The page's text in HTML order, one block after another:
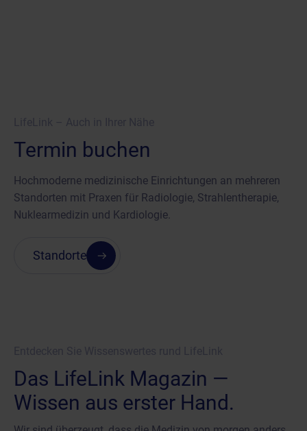
Termin buchen
Hochmoderne medizinische Einrichtungen an mehreren
Standorten mit Praxen für Radiologie, Strahlentherapie,
Nuklearmedizin und Kardiologie.
Standorte
Das LifeLink Magazin —
Wissen aus erster Hand.